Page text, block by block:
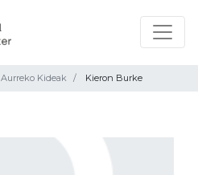
Aurreko Kideak Kieron Burke